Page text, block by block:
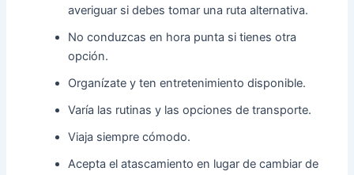
averiguar si debes tomar una ruta alternativa.
No conduzcas en hora punta si tienes otra
opción.
Organízate y ten entretenimiento disponible.
Varía las rutinas y las opciones de transporte.
Viaja siempre cómodo.
Acepta el atascamiento en lugar de cambiar de